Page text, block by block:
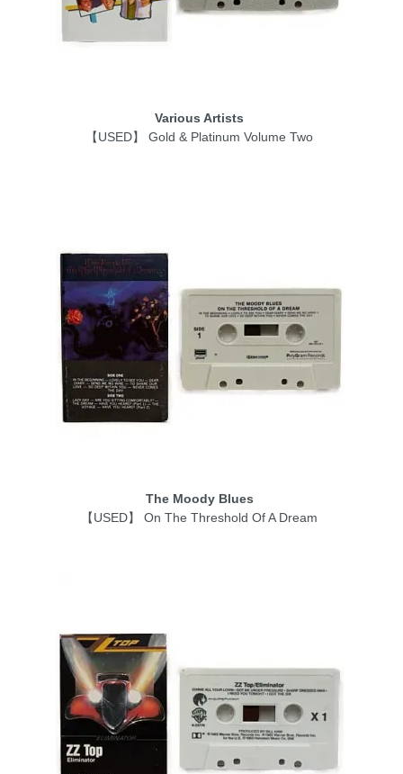
Various Artists
【USED】 Gold & Platinum Volume Two
The Moody Blues
【USED】 On The Threshold Of A Dream